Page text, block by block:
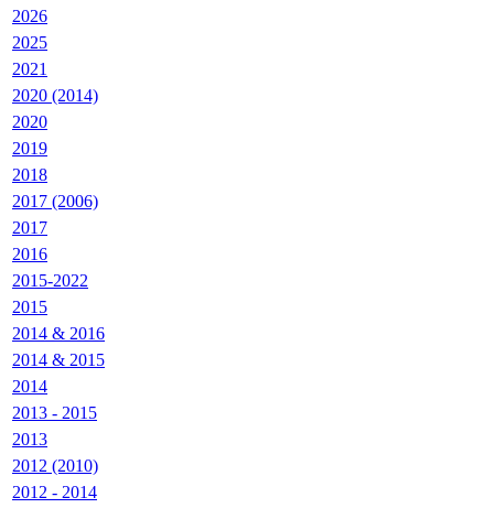
2026
2025
2021
2020 (2014)
2020
2019
2018
2017 (2006)
2017
2016
2015-2022
2015
2014 & 2016
2014 & 2015
2014
2013 - 2015
2013
2012 (2010)
2012 - 2014